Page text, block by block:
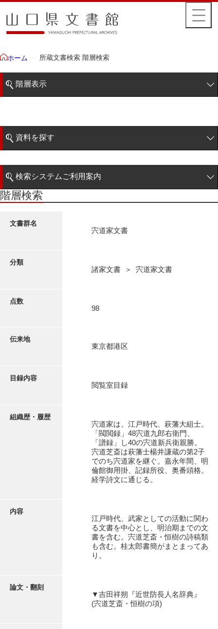
ホーム 所蔵文書検索 階層検索
階層表示
藩政文書
特定歴史公文書
諸家文書
荒瀬家文書（防府市）
阿武家文書（山口市）
阿武家文書（美祢市）
飯田家文書（福岡県）
石井丈若撮影写真
資料を探す
階層検索
近代刊行写真帳類
検索システムご利用案内
検索システムの利用について
更新履歴
階層検索
文書群名
宍道家文書
分類
諸家文書 ＞ 宍道家文書
点数
98
伝来地
東京都港区
目録内容
閲覧室目録
組織歴・履歴
宍道家は、江戸時代、萩藩大組士。
「閥閲録」48宍道九郎右衛門、
「譜録」し40の宍道新兵衛親勝。
宍道芝斎は萩藩士楊井謙蔵の第2子
でのち宍道家を継ぐ。嘉永年間、明
倫館御用掛、記録所役、奥番頭格。
経学詩文に通じる。
内容
江戸時代、武家としての活動に関わ
る文書を中心とし、明治期までの文
書を含む。宍道芝斎・恒樹の詩稿類
も含む。桂太郎書簡がまとまってあ
り。
論文・翻刻
▼吉田祥朔『近世防長人名辞典』
(宍道芝斎・恒樹の項)